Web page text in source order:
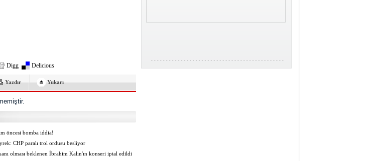
Digg Delicious
Yazdır Yukarı
öncesi bomba iddia!
CHP paralı trol ordusu besliyor
olması beklenen İbrahim Kalın'ın konseri iptal edildi